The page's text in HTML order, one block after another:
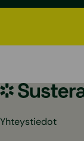
Sustera
Yhteystiedot